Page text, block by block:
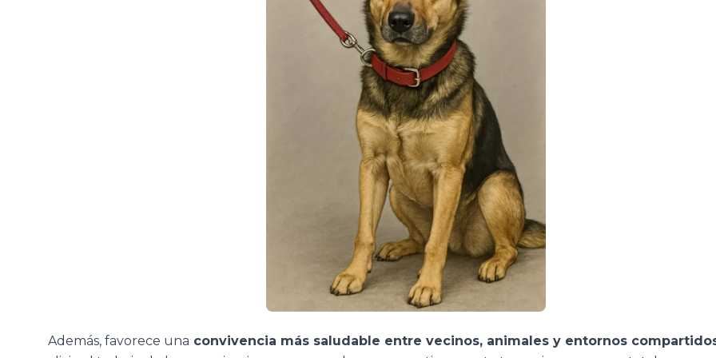
Además, favorece una convivencia más saludable entre vecinos, animales y entornos